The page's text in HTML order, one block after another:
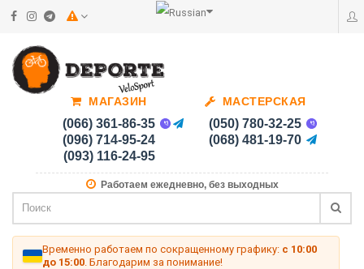
МАГАЗИН
(066) 361-86-35
(096) 714-95-24
(093) 116-24-95
МАСТЕРСКАЯ
(050) 780-32-25
(068) 481-19-70
Работаем ежедневно, без выходных
Временно работаем по сокращенному графику: с 10:00
до 15:00 . Благодарим за понимание!